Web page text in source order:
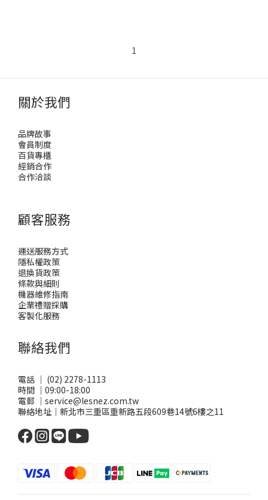
1
關於我們
品牌故事
會員制度
百貨專櫃
經銷合作
合作洽談
顧客服務
運送服務方式
隱私權政策
退換貨政策
條款與細則
機器維修指南
企業禮贈採購
客製化服務
聯絡我們
電話 ｜ (02) 2278-1113
時間 ｜09:00-18:00
電郵 ｜service@lesnez.com.tw
聯絡地址｜新北市三重區重新路五段609巷14號6樓之11